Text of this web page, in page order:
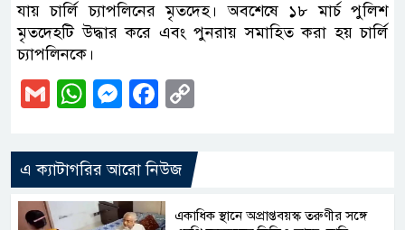
যায় চার্লি চ্যাপলিনের মৃতদেহ। অবশেষে ১৮ মার্চ পুলিশ
মৃতদেহটি উদ্ধার করে এবং পুনরায় সমাহিত করা হয় চার্লি
চ্যাপলিনকে।
GmailWhatsApp
Messenger
Facebook
এ ক্যাটাগরির আরো নিউজ
একাধিক স্থানে অপ্রাপ্তবয়স্ক তরুণীর সঙ্গে